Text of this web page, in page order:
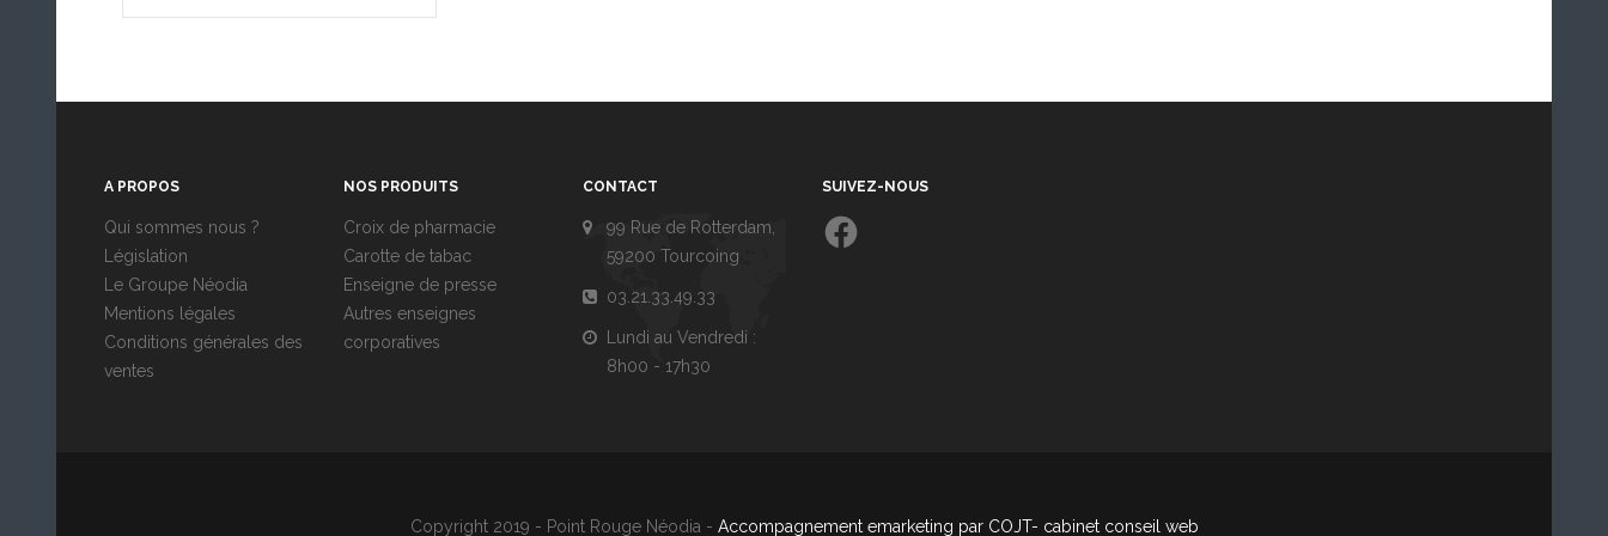
A PROPOS
Qui sommes nous ?
Législation
Le Groupe Néodia
Mentions légales
Conditions générales des
ventes
NOS PRODUITS
Croix de pharmacie
Carotte de tabac
Enseigne de presse
Autres enseignes
corporatives
CONTACT
99 Rue de Rotterdam,
59200 Tourcoing
03.21.33.49.33
Lundi au Vendredi :
8h00 - 17h30
SUIVEZ-NOUS
Facebook
Copyright 2019 - Point Rouge Néodia - Accompagnement emarketing par COJT- cabinet conseil web